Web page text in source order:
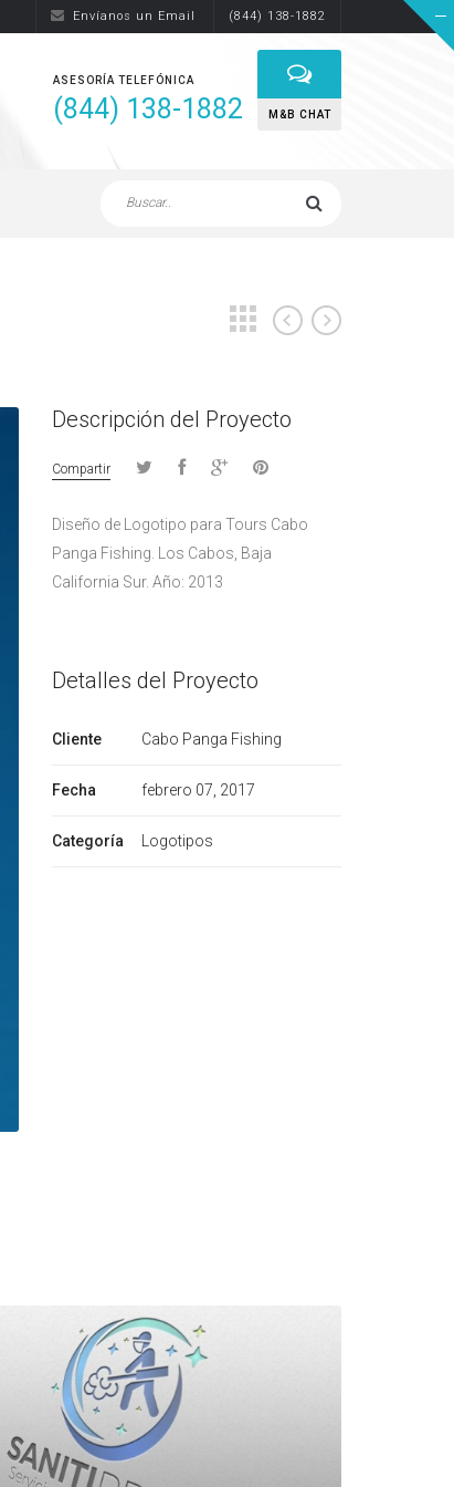
Envíanos un Email (844) 138-1882
ASESORÍA TELEFÓNICA
(844) 138-1882 M&B CHAT
Descripción del Proyecto
Compartir
Diseño de Logotipo para Tours Cabo
Panga Fishing. Los Cabos, Baja
California Sur. Año: 2013
Detalles del Proyecto
Cliente Cabo Panga Fishing
Fecha febrero 07, 2017
Categoría Logotipos